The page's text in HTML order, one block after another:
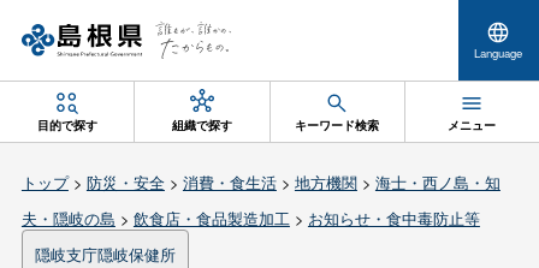
Language
目的で探す 組織で探す キーワード検索 メニュー
トップ> 防災・安全> 消費・食生活> 地方機関> 海士・西ノ島・知
夫・隠岐の島 > 飲食店・食品製造加工> お知らせ・食中毒防止等
隠岐支庁隠岐保健所